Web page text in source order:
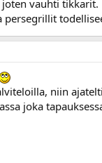
vauhti tikkarit.
persegrillit
niin
joka